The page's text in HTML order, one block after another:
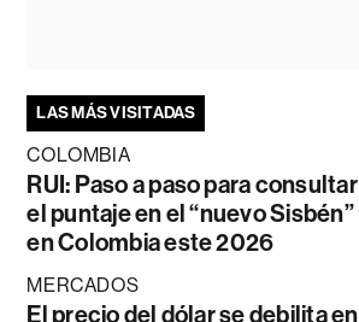
LAS MÁS VISITADAS
COLOMBIA
RUI: Paso a paso para consultar
el puntaje en el “nuevo Sisbén”
en Colombia este 2026
MERCADOS
El precio del dólar se debilita en